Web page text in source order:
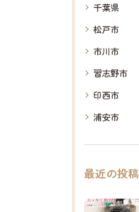
千葉県
松戸市
市川市
習志野市
印西市
浦安市
最近の投稿